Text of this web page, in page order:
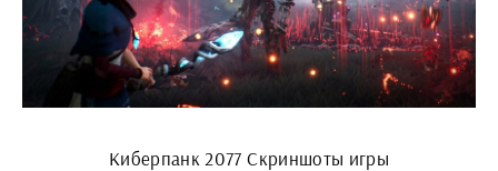
Киберпанк 2077 Скриншоты игры